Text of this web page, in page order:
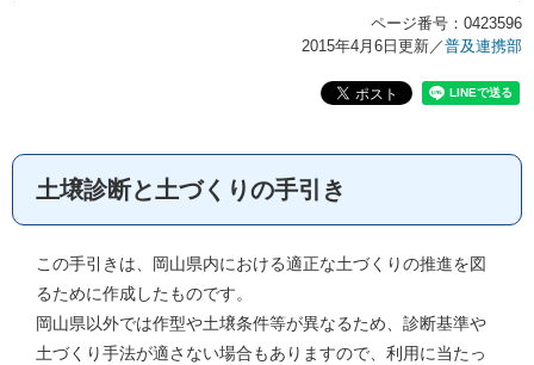
ページ番号：0423596
2015年4月6日更新／普及連携部
土壌診断と土づくりの手引き
この手引きは、岡山県内における適正な土づくりの推進を図
るために作成したものです。
岡山県以外では作型や土壌条件等が異なるため、診断基準や
土づくり手法が適さない場合もありますので、利用に当たっ